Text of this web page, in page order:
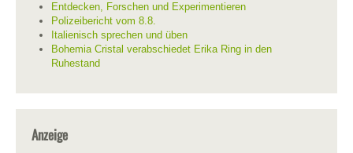
Entdecken, Forschen und Experimentieren
Polizeibericht vom 8.8.
Italienisch sprechen und üben
Bohemia Cristal verabschiedet Erika Ring in den
Ruhestand
Anzeige